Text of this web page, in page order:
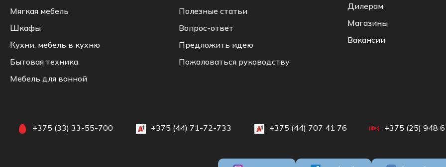
Мягкая мебель
Шкафы
Кухни, мебель в кухню
Бытовая техника
Мебель для ванной
Полезные статьи
Вопрос-ответ
Предложить идею
Пожаловаться руководству
Дилерам
Магазины
Вакансии
+375 (33) 33-55-700 +375 (44) 71-72-733 +375 (44) 707 41 76 +375 (25) 948